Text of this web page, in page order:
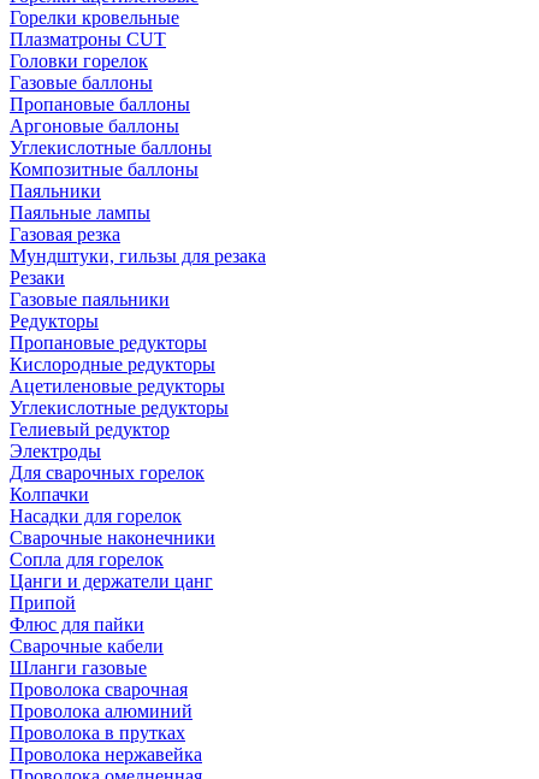
Горелки кровельные
Плазматроны CUT
Головки горелок
Газовые баллоны
Пропановые баллоны
Аргоновые баллоны
Углекислотные баллоны
Композитные баллоны
Паяльники
Паяльные лампы
Газовая резка
Мундштуки, гильзы для резака
Резаки
Газовые паяльники
Редукторы
Пропановые редукторы
Кислородные редукторы
Ацетиленовые редукторы
Углекислотные редукторы
Гелиевый редуктор
Электроды
Для сварочных горелок
Колпачки
Насадки для горелок
Сварочные наконечники
Сопла для горелок
Цанги и держатели цанг
Припой
Флюс для пайки
Сварочные кабели
Шланги газовые
Проволока сварочная
Проволока алюминий
Проволока в прутках
Проволока нержавейка